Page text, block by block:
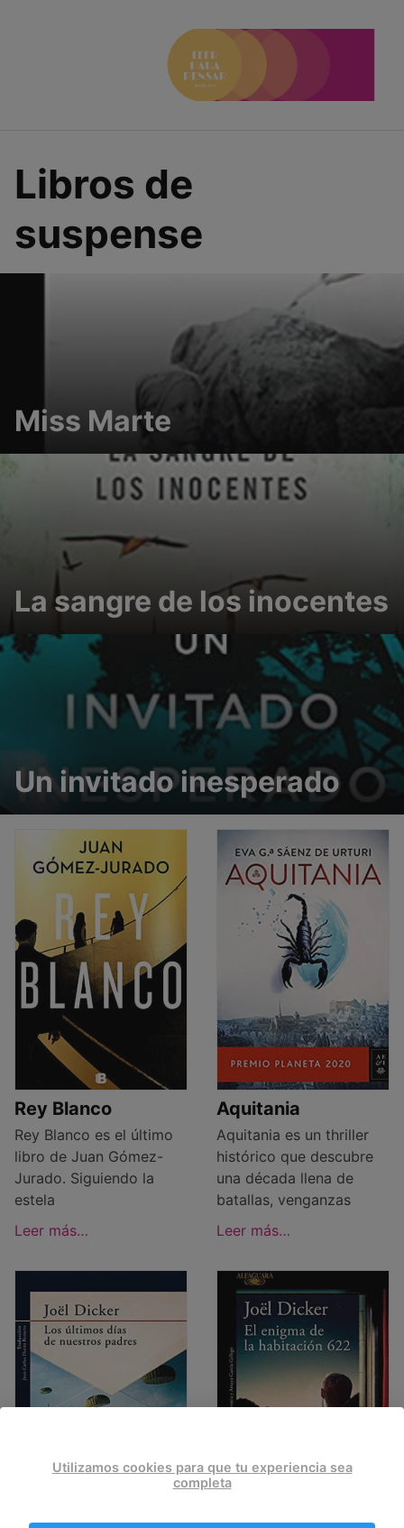
Libros de
suspense
Miss Marte
La sangre de los inocentes
Un invitado inesperado
Rey Blanco
Rey Blanco es el último
libro de Juan Gómez-
Jurado. Siguiendo la
estela
Leer más…
Aquitania
Aquitania es un thriller
histórico que descubre
una década llena de
batallas, venganzas
Leer más…
Utilizamos cookies para que tu experiencia sea
completa